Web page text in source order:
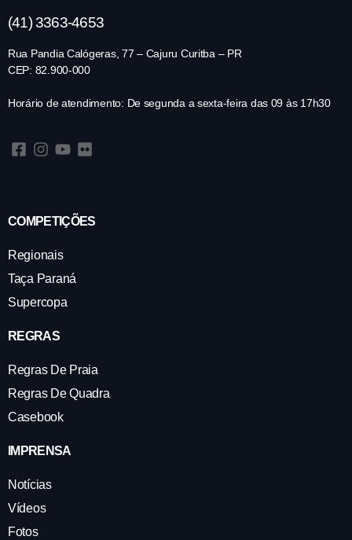
(41) 3363-4653
Rua Pandia Calógeras, 77 – Cajuru Curitba – PR
CEP: 82.900-000
Horário de atendimento: De segunda a sexta-feira das 09 às 17h30
COMPETIÇÕES
Regionais
Taça Paraná
Supercopa
REGRAS
Regras De Praia
Regras De Quadra
Casebook
IMPRENSA
Notícias
Vídeos
Fotos